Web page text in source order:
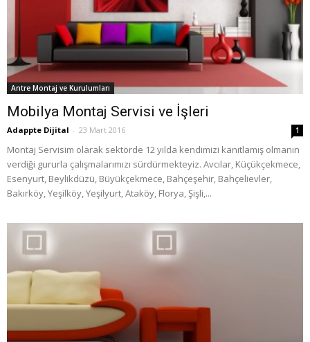
Antre Montaj ve Kurulumları
Mobilya Montaj Servisi ve İşleri
Adappte Dijital - 23 Mart 2016 1
Montaj Servisim olarak sektörde 12 yılda kendimizi kanıtlamış olmanın
verdiği gururla çalışmalarımızı sürdürmekteyiz. Avcılar, Küçükçekmece,
Esenyurt, Beylikdüzü, Büyükçekmece, Bahçeşehir, Bahçelievler,
Bakırköy, Yeşilköy, Yeşilyurt, Ataköy, Florya, Şişli,...